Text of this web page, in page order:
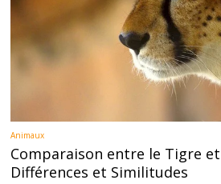
Animaux
Comparaison entre le Tigre
Différences et Similitudes